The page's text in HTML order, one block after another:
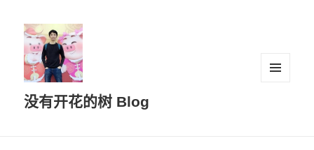
没有开花的树 Blog